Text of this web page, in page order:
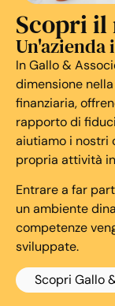
Scopri il
In Gallo &
dimensione
finanziaria,
rapporto di
aiutiamo i nostri
propria attività
Entrare a far
un ambiente
competenze
sviluppate.
Scopri Gallo